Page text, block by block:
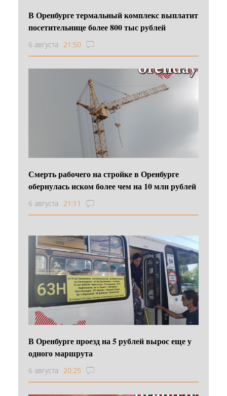
В Оренбурге термальный комплекс выплатит
посетительнице более 800 тыс рублей
6 августа 21:50
Смерть рабочего на стройке в Оренбурге
обернулась иском более чем на 10 млн рублей
6 августа 21:11
В Оренбурге проезд на 5 рублей вырос еще у
одного маршрута
6 августа 20:25